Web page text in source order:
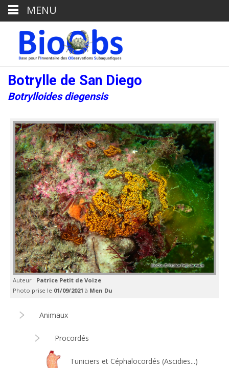
Botrylle de San Diego
Botrylloides diegensis
Auteur : Patrice Petit de Voize
Photo prise le 01/09/2021 à Men Du
Animaux
Procordés
Tuniciers et Céphalocordés (Ascidies...)
MENU